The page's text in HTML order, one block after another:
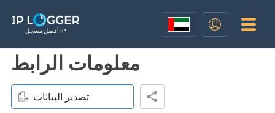
أفضل مسجل IP
معلومات الرابط
تصدير البيانات